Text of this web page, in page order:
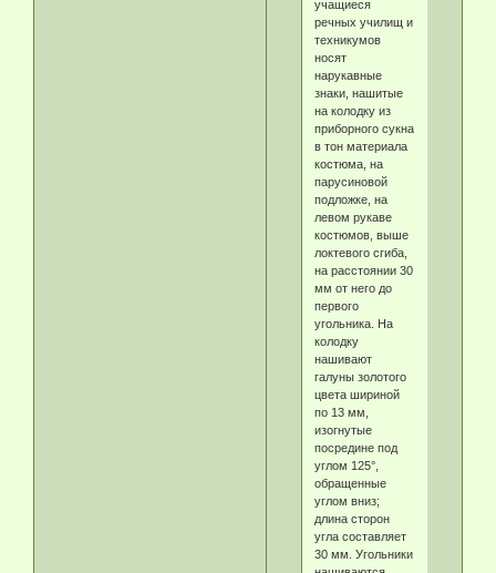
учащиеся
речных училищ и
техникумов
носят
нарукавные
знаки, нашитые
на колодку из
приборного сукна
в тон материала
костюма, на
парусиновой
подложке, на
левом рукаве
костюмов, выше
локтевого сгиба,
на расстоянии 30
мм от него до
первого
угольника. На
колодку
нашивают
галуны золотого
цвета шириной
по 13 мм,
изогнутые
посредине под
углом 125°,
обращенные
углом вниз;
длина сторон
угла составляет
30 мм. Угольники